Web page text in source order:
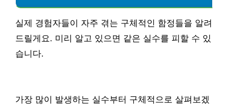
실제 경험자들이 자주 겪는 구체적인 함정들을 알려
드릴게요. 미리 알고 있으면 같은 실수를 피할 수 있
습니다.
가장 많이 발생하는 실수부터 구체적으로 살펴보겠